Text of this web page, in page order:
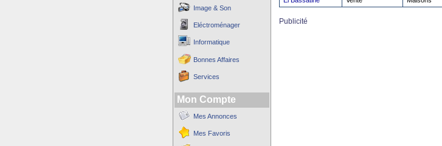
Image & Son
Eléctroménager
Informatique
Bonnes Affaires
Services
Mon Compte
Mes Annonces
Mes Favoris
Publicité